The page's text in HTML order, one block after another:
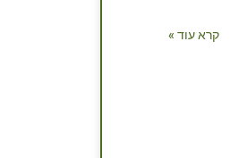
קרא עוד »